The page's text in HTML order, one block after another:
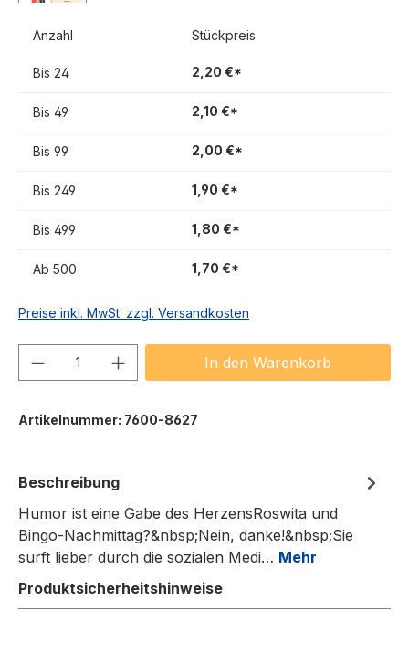
Anzahl Stückpreis
Bis 24 2,20 €*
Bis 49 2,10 €*
Bis 99 2,00 €*
Bis 249 1,90 €*
Bis 499 1,80 €*
Ab 500 1,70 €*
Preise inkl. MwSt. zzgl. Versandkosten
Produkt Anzahl: Gib denIn den Warenkorb
Artikelnummer: 7600-8627
Beschreibung
Humor ist eine Gabe des HerzensRoswita und
Bingo-Nachmittag?&nbsp;Nein, danke!&nbsp;Sie
surft lieber durch die sozialen Medi… Mehr
Produktsicherheitshinweise